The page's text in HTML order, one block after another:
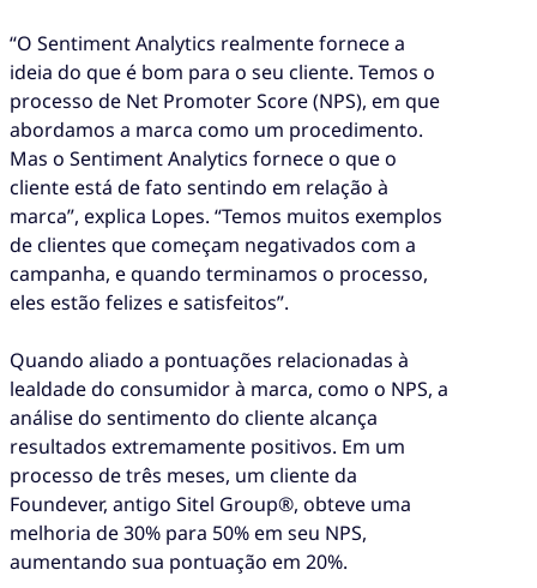
“O Sentiment Analytics realmente fornece a
ideia do que é bom para o seu cliente. Temos o
processo de Net Promoter Score (NPS), em que
abordamos a marca como um procedimento.
Mas o Sentiment Analytics fornece o que o
cliente está de fato sentindo em relação à
marca”, explica Lopes. “Temos muitos exemplos
de clientes que começam negativados com a
campanha, e quando terminamos o processo,
eles estão felizes e satisfeitos”.
Quando aliado a pontuações relacionadas à
lealdade do consumidor à marca, como o NPS, a
análise do sentimento do cliente alcança
resultados extremamente positivos. Em um
processo de três meses, um cliente da
Foundever, antigo Sitel Group®, obteve uma
melhoria de 30% para 50% em seu NPS,
aumentando sua pontuação em 20%.